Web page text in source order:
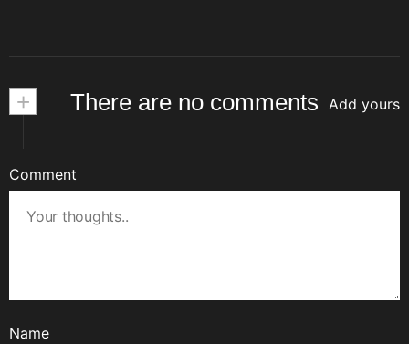
+ There are no comments Add yours
Comment
Name